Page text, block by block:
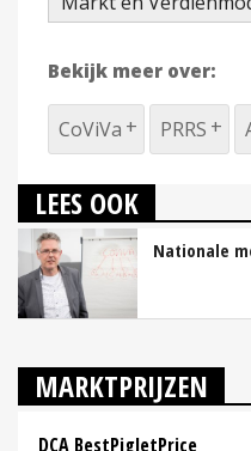
Bekijk meer over:
CoViVa PRRS
LEES OOK
Nationale
MARKTPRIJZEN
DCA BestPigletPrice